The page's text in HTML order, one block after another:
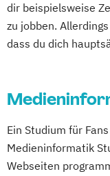
dir beispielsweise
zu jobben.
dass du dich
Ein Studium für
Medieninformatik
Webseiten